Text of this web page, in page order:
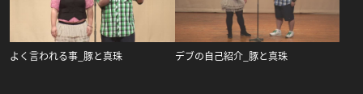
よく言われる事_豚と真珠 デブの自己紹介_豚と真珠